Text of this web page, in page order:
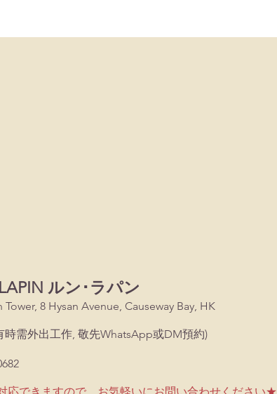
ルン･ラパン
Tower, 8 Hysan Avenue, Causeway Bay, HK
時需外出工作, 敬先WhatsApp或DM預約)